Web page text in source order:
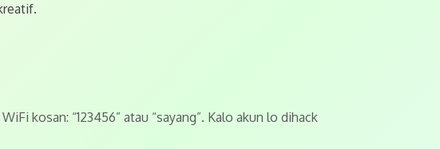
kosan: “123456” atau “sayang”. Kalo akun lo dihack